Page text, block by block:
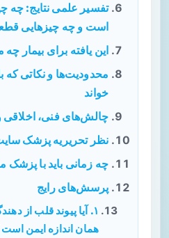
تفسیر علمی نتایج: چه
است و چه چیزهایی
این یافته برای بیمار چه
محدودیت‌ها و نکاتی که
خواند
چالش‌های فنی، اخلاقی
نظر تحریریه پزشک
چه زمانی باید با
پرسش‌های رایج
همان اندازه ایمن است